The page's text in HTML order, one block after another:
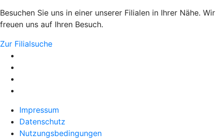
Besuchen Sie uns in einer unserer Filialen in Ihrer Nähe. Wir
freuen uns auf Ihren Besuch.
Zur Filialsuche
Impressum
Datenschutz
Nutzungsbedingungen